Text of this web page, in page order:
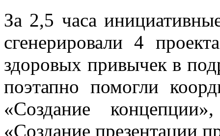
За 2,5 часа
сгенерировали 4
здоровых привычек в
поэтапно помогли
«Создание
«Создание презентации